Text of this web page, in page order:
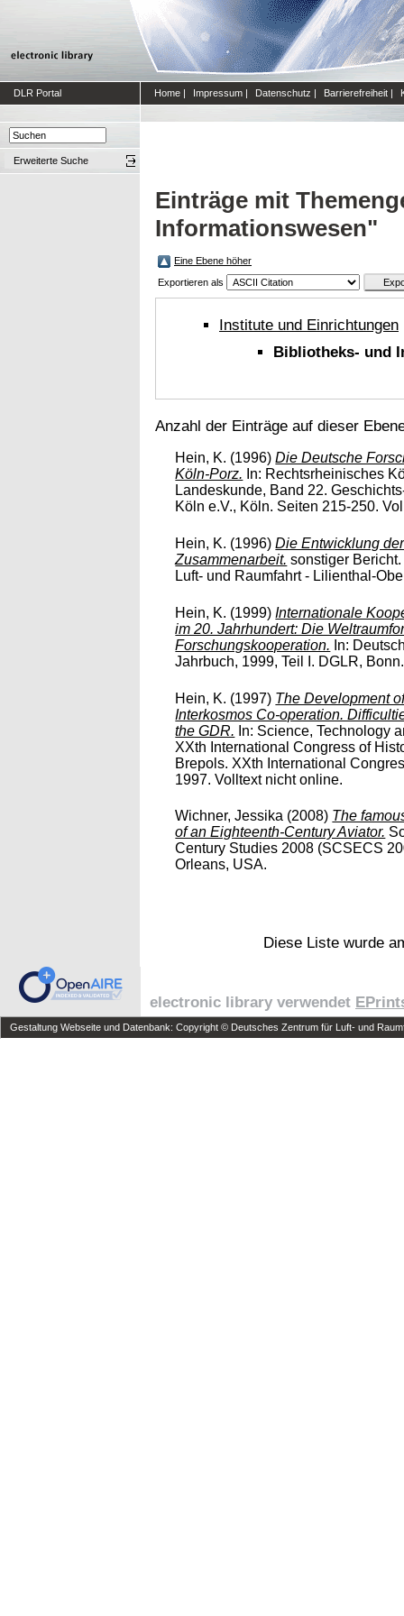
DLR Portal Home | Impressum | Datenschutz | Barrierefreiheit |
Erweiterte Suche
Einträge mit
Informationswesen"
Eine Ebene höher
Exportieren als
Institute und Einrichtungen
Bibliotheks- und
Anzahl der Einträge auf dieser
Hein, K. (1996)Die Deutsche
Köln-Porz. In: Rechtsrheinisches
Landeskunde, Band 22.
Köln e.V., Köln. Seiten 215-250.
Hein, K. (1996)Die Entwicklung
Zusammenarbeit. sonstiger
Luft- und Raumfahrt - Lilienthal-
Hein, K. (1999)Internationale
im 20. Jahrhundert: Die
Forschungskooperation. In:
Jahrbuch, 1999, Teil I. DGLR,
Hein, K. (1997) The Development
Interkosmos Co-operation.
the GDR. In: Science, Technology
XXth International Congress of
Brepols. XXth International
1997. Volltext nicht online.
Wichner, Jessika (2008) The
of an Eighteenth-Century Aviator.
Century Studies 2008 (SCSECS
Orleans, USA.
Diese Liste wurde
electronic library verwendet
Gestaltung Webseite und Datenbank: Copyright © Deutsches Zentrum für Luft- und